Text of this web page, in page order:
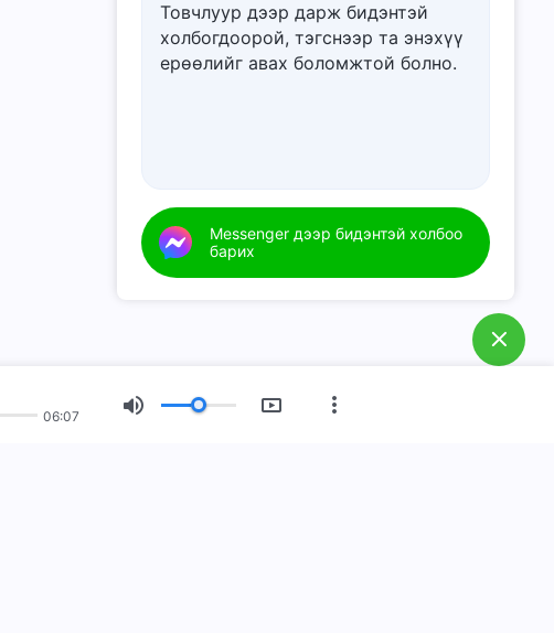
Товчлуур дээр дарж бидэнтэй
холбогдоорой, тэгснээр та энэхүү
ерѳѳлийг авах боломжтой болно.
Messenger дээр бидэнтэй холбоо
барих
06:07